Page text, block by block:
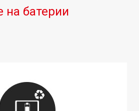
на батерии